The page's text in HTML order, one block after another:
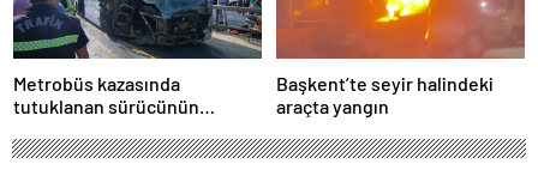
Metrobüs kazasında
tutuklanan sürücünün
Başkent’te seyir halindeki
araçta yangın